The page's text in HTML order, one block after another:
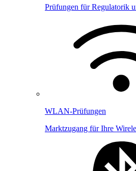
Prüfungen für Regulatorik
WLAN-Prüfungen
Marktzugang für Ihre